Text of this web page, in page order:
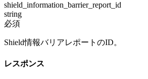
shield_information_barrier_report_id
string
必須
Shield情報バリアレポートのID。
レスポンス